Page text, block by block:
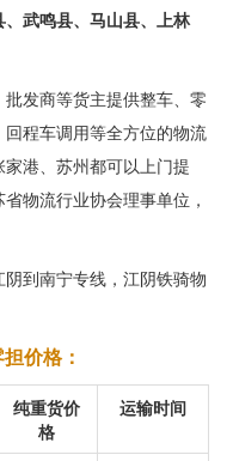
武鸣县、马山县、上林
发商等货主提供整车、零
程车调用等全方位的物流
港、苏州都可以上门提
物流行业协会理事单位，
到南宁专线，江阴铁骑物
价格：
纯重货价
格
运输时间